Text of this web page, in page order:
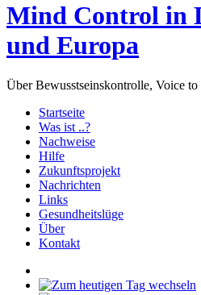
Mind Control in
und Europa
Über Bewusstseinskontrolle, Voice
Startseite
Was ist ..?
Nachweise
Hilfe
Zukunftsprojekt
Nachrichten
Links
Gesundheitslüge
Über
Kontakt